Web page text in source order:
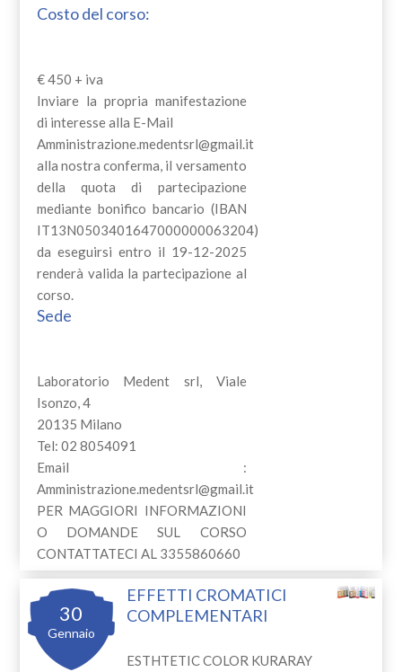
Costo del corso:
€ 450 + iva
Inviare la propria manifestazione
di interesse alla E-Mail
Amministrazione.medentsrl@gmail.it
alla nostra conferma, il versamento
della quota di partecipazione
mediante bonifico bancario (IBAN
IT13N0503401647000000063204)
da eseguirsi entro il 19-12-2025
renderà valida la partecipazione al
corso.
Sede
Laboratorio Medent srl, Viale
Isonzo, 4
20135 Milano
Tel: 02 8054091
Email :
Amministrazione.medentsrl@gmail.it
PER MAGGIORI INFORMAZIONI
O DOMANDE SUL CORSO
CONTATTATECI AL 3355860660
30
Gennaio
EFFETTI CROMATICI
COMPLEMENTARI
ESTHTETIC COLOR KURARAY